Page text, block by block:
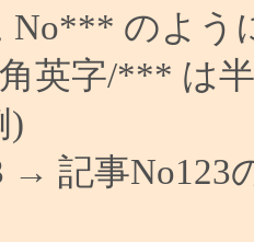
No*** のよう
英字/*** は
)
→ 記事No123